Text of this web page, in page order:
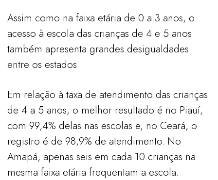
Assim como na faixa etária de 0 a 3 anos, o
acesso à escola das crianças de 4 e 5 anos
também apresenta grandes desigualdades
entre os estados.
Em relação à taxa de atendimento das crianças
de 4 a 5 anos, o melhor resultado é no Piauí,
com 99,4% delas nas escolas e, no Ceará, o
registro é de 98,9% de atendimento. No
Amapá, apenas seis em cada 10 crianças na
mesma faixa etária frequentam a escola.